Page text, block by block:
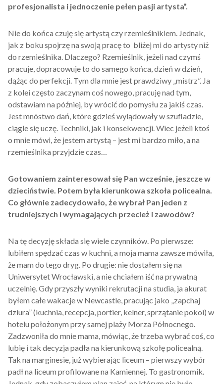
profesjonalista i jednoczenie pełen pasji artysta”.
Nie do końca czuję się artystą czy rzemieślnikiem. Jednak,
jak z boku spojrzę na swoją pracę to bliżej mi do artysty niż
do rzemieślnika. Dlaczego? Rzemieślnik, jeżeli nad czymś
pracuje, dopracowuje to do samego końca, dzień w dzień,
dążąc do perfekcji. Tym dla mnie jest prawdziwy „mistrz”. Ja
z kolei często zaczynam coś nowego, pracuję nad tym,
odstawiam na później, by wrócić do pomysłu za jakiś czas.
Jest mnóstwo dań, które gdzieś wylądowały w szufladzie,
ciągle się uczę. Techniki, jak i konsekwencji. Wiec jeżeli ktoś
o mnie mówi, że jestem artystą – jest mi bardzo miło, a na
rzemieślnika przyjdzie czas…
Gotowaniem zainteresował się Pan wcześnie, jeszcze w
dzieciństwie. Potem była kierunkowa szkoła policealna.
Co głównie zadecydowało, że wybrał Pan jeden z
trudniejszych i wymagających przecież i zawodów?
Na tę decyzję składa się wiele czynników. Po pierwsze:
lubiłem spędzać czas w kuchni, a moja mama zawsze mówiła,
że mam do tego dryg. Po drugie: nie dostałem się na
Uniwersytet Wrocławski, a nie chciałem iść na prywatną
uczelnię. Gdy przyszły wyniki rekrutacji na studia, ja akurat
byłem całe wakacje w Newcastle, pracując jako „zapchaj
dziura” (kuchnia, recepcja, portier, kelner, sprzątanie pokoi) w
hotelu położonym przy samej plaży Morza Północnego.
Zadzwoniła do mnie mama, mówiąc, że trzeba wybrać coś, co
lubię i tak decyzja padła na kierunkową szkołę policealną.
Tak na marginesie, już wybierając liceum – pierwszy wybór
padł na liceum profilowane na Kamiennej. To gastronomik.